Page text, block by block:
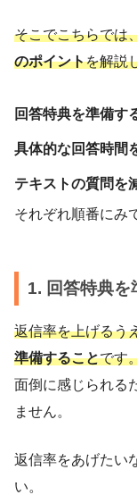
そこでこちらでは
のポイントを解説
回答特典を準備す
具体的な回答時間
テキストの質問を
それぞれ順番にみ
1. 回答特典を
返信率を上げるう
準備することです
面倒に感じられる
ません。
返信率をあげたい
い。